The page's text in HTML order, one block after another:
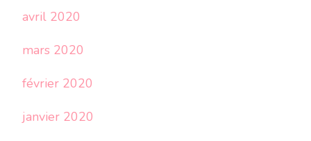
avril 2020
mars 2020
février 2020
janvier 2020